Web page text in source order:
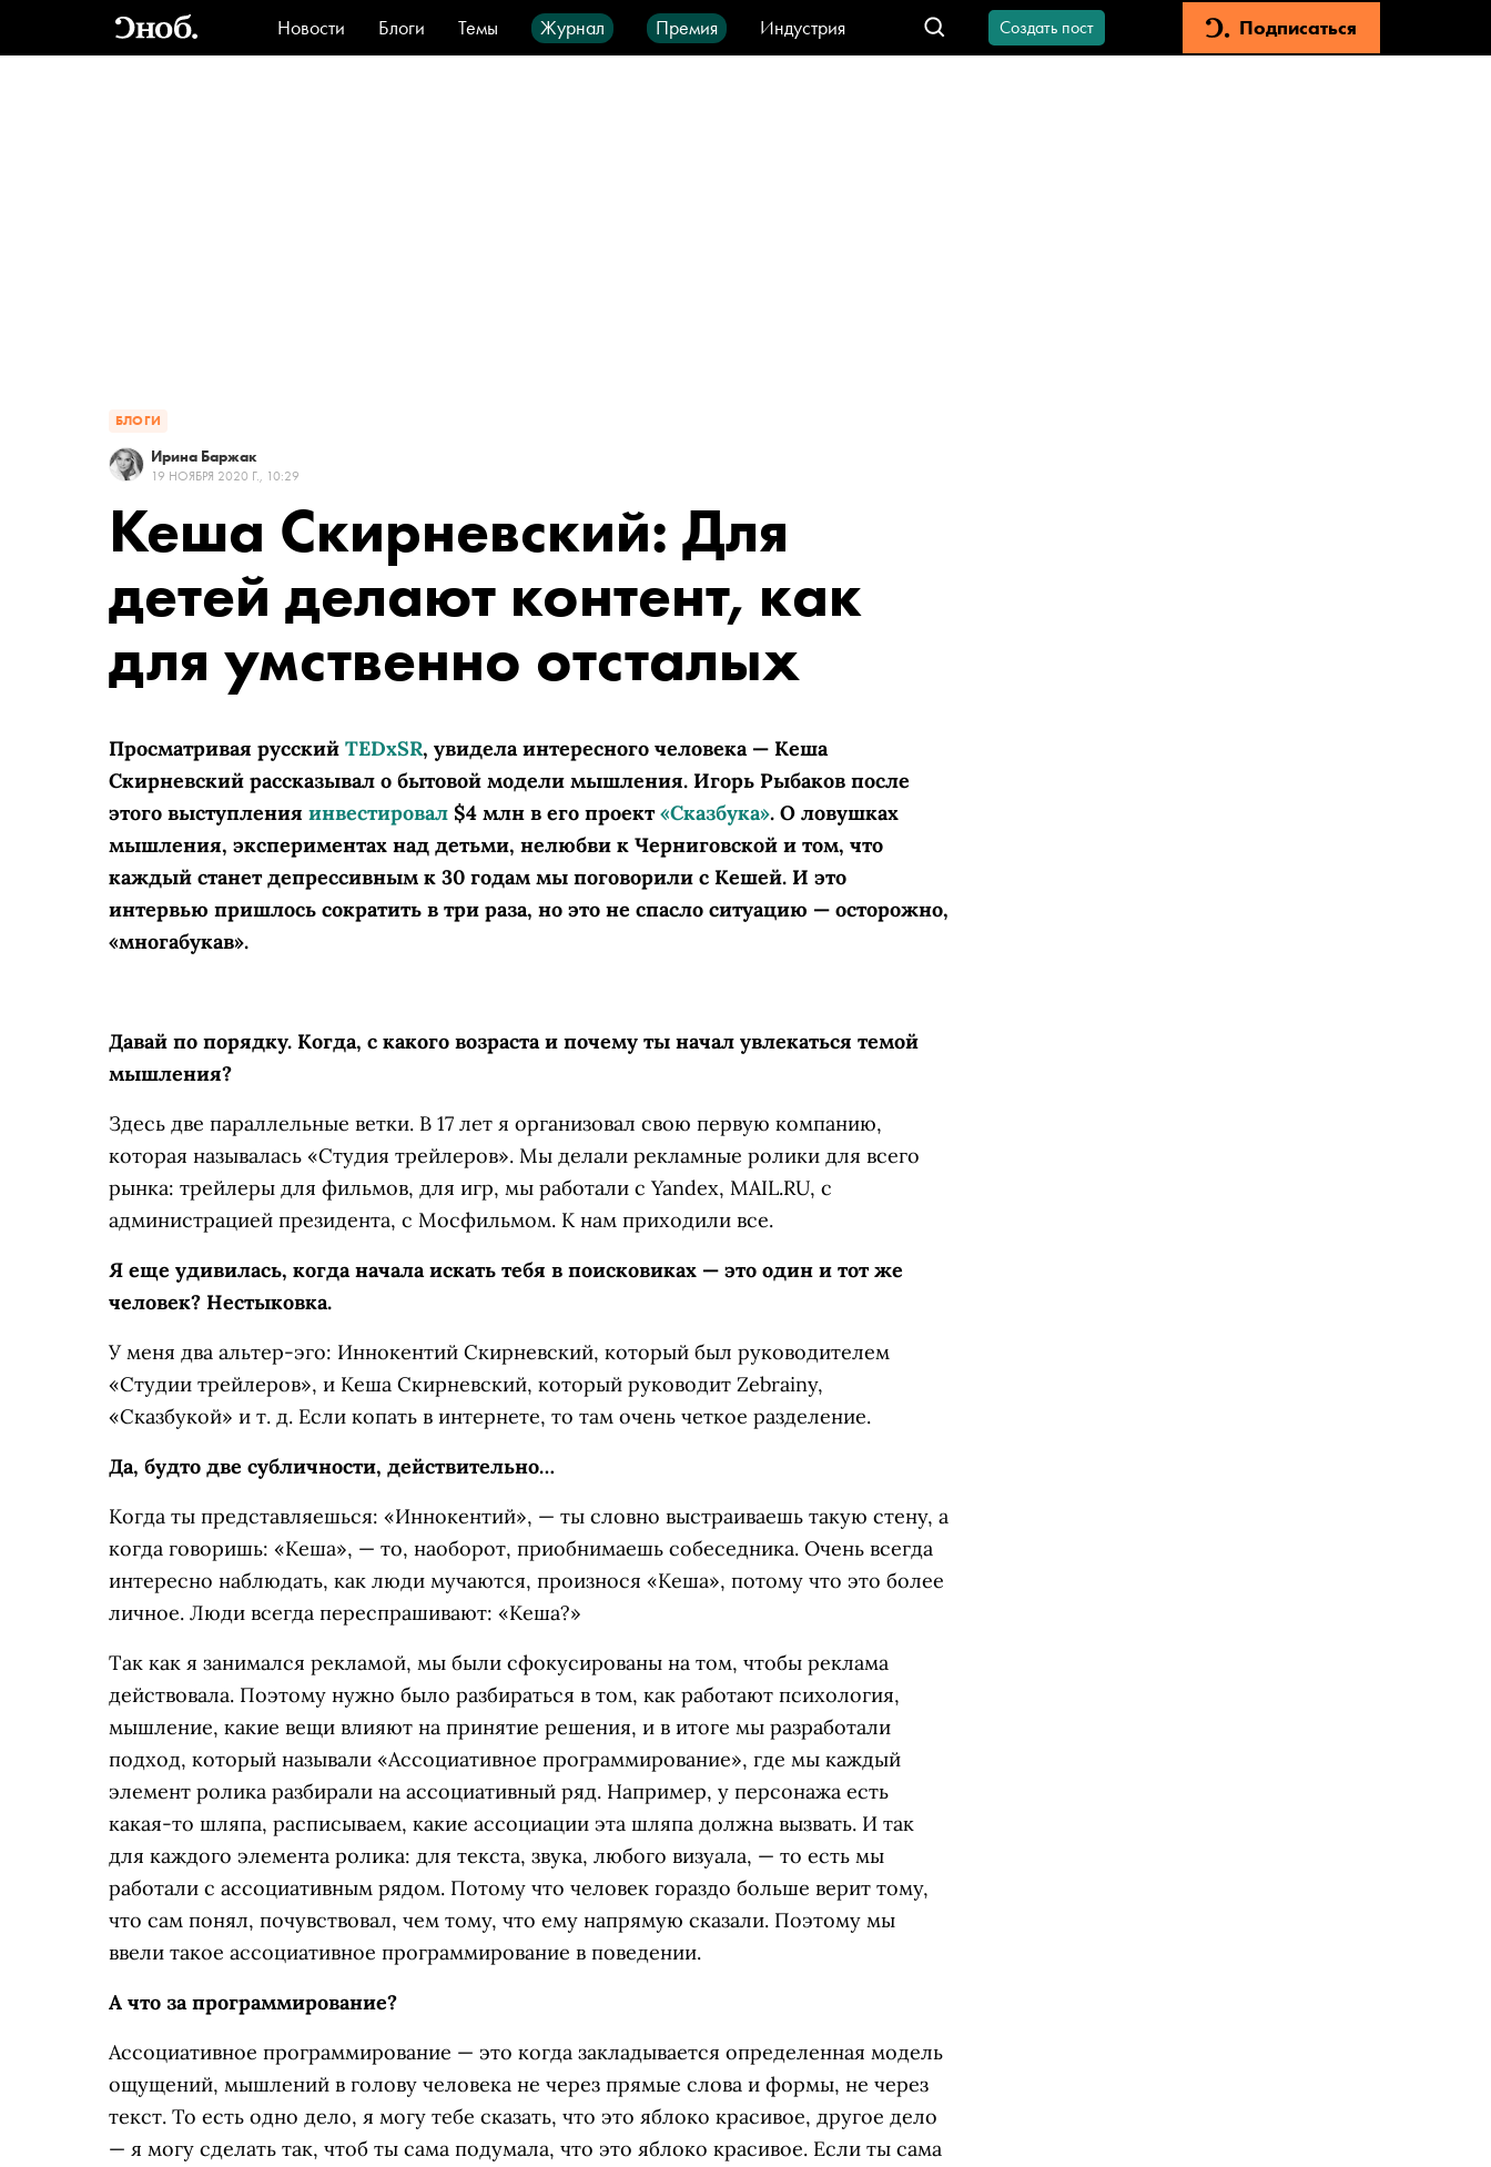
Новости Блоги Темы Журнал Премия
Индустрия
Стиль
Видео Город IT-продукты
Создать пост Подписаться
БЛОГИ
Ирина Баржак
19 НОЯБРЯ 2020 Г., 10:29
Кеша Скирневский: Для
детей делают контент, как
для умственно отсталых
Просматривая русский TEDxSR, увидела интересного человека — Кеша
Скирневский рассказывал о бытовой модели мышления. Игорь Рыбаков после
этого выступления инвестировал $4 млн в его проект«Сказбука». О ловушках
мышления, экспериментах над детьми, нелюбви к Черниговской и том, что
каждый станет депрессивным к 30 годам мы поговорили с Кешей. И это
интервью пришлось сократить в три раза, но это не спасло ситуацию — осторожно,
«многабукав».
Давай по порядку. Когда, с какого возраста и почему ты начал увлекаться темой
мышления?
Здесь две параллельные ветки. В 17 лет я организовал свою первую компанию,
которая называлась «Студия трейлеров». Мы делали рекламные ролики для всего
рынка: трейлеры для фильмов, для игр, мы работали с Yandex, MAIL.RU, с
администрацией президента, с Мосфильмом. К нам приходили все.
Я еще удивилась, когда начала искать тебя в поисковиках — это один и тот же
человек? Нестыковка.
У меня два альтер-эго: Иннокентий Скирневский, который был руководителем
«Студии трейлеров», и Кеша Скирневский, который руководит Zebrainy,
«Сказбукой» и т. д. Если копать в интернете, то там очень четкое разделение.
Да, будто две субличности, действительно…
Когда ты представляешься: «Иннокентий», — ты словно выстраиваешь такую стену, а
когда говоришь: «Кеша», — то, наоборот, приобнимаешь собеседника. Очень всегда
интересно наблюдать, как люди мучаются, произнося «Кеша», потому что это более
личное. Люди всегда переспрашивают: «Кеша?»
Так как я занимался рекламой, мы были сфокусированы на том, чтобы реклама
действовала. Поэтому нужно было разбираться в том, как работают психология,
мышление, какие вещи влияют на принятие решения, и в итоге мы разработали
подход, который называли «Ассоциативное программирование», где мы каждый
элемент ролика разбирали на ассоциативный ряд. Например, у персонажа есть
какая-то шляпа, расписываем, какие ассоциации эта шляпа должна вызвать. И так
для каждого элемента ролика: для текста, звука, любого визуала, — то есть мы
работали с ассоциативным рядом. Потому что человек гораздо больше верит тому,
что сам понял, почувствовал, чем тому, что ему напрямую сказали. Поэтому мы
ввели такое ассоциативное программирование в поведении.
А что за программирование?
Ассоциативное программирование — это когда закладывается определенная модель
ощущений, мышлений в голову человека не через прямые слова и формы, не через
текст. То есть одно дело, я могу тебе сказать, что это яблоко красивое, другое дело
— я могу сделать так, чтоб ты сама подумала, что это яблоко красивое. Если ты сама